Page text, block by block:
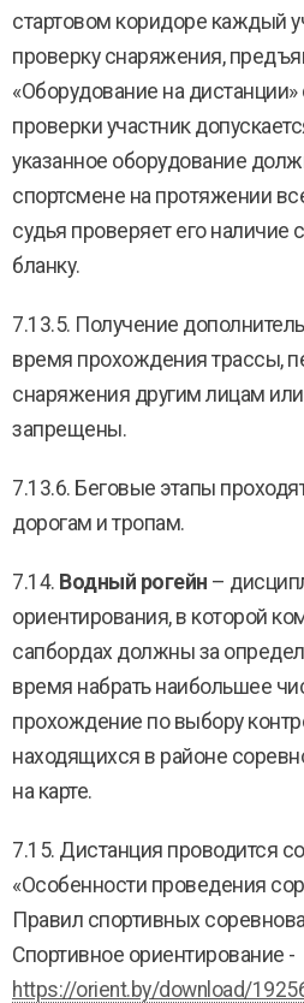
стартовом коридоре каждый
проверку снаряжения,
«Оборудование на дистанции»
проверки участник
указанное оборудование
спортсмене на протяжении
судья проверяет его наличие
бланку.
7.13.5. Получение
время прохождения трассы,
снаряжения другим лицам
запрещены.
7.13.6. Беговые этапы
дорогам и тропам.
7.14. Водный рогейн –
ориентирования, в которой
сапбордах должны за
время набрать наибольшее
прохождение по выбору
находящихся в районе
на карте.
7.15. Дистанция проводится
«Особенности проведения
Правил спортивных
Спортивное ориентирование -
https://orient.by/download/